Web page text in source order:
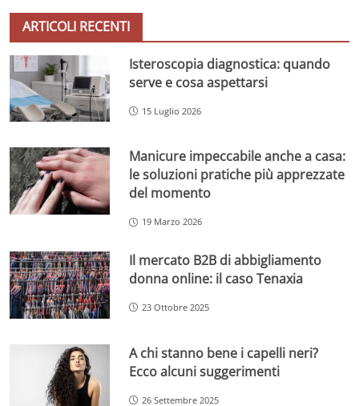
ARTICOLI RECENTI
Isteroscopia diagnostica: quando
serve e cosa aspettarsi
15 Luglio 2026
Manicure impeccabile anche a casa:
le soluzioni pratiche più apprezzate
del momento
19 Marzo 2026
Il mercato B2B di abbigliamento
donna online: il caso Tenaxia
23 Ottobre 2025
A chi stanno bene i capelli neri?
Ecco alcuni suggerimenti
26 Settembre 2025